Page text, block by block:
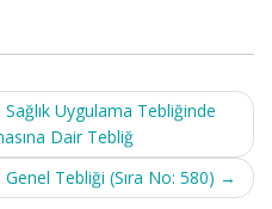
Uygulama Tebliğinde
Dair Tebliğ
Tebliği (Sıra No: 580) →